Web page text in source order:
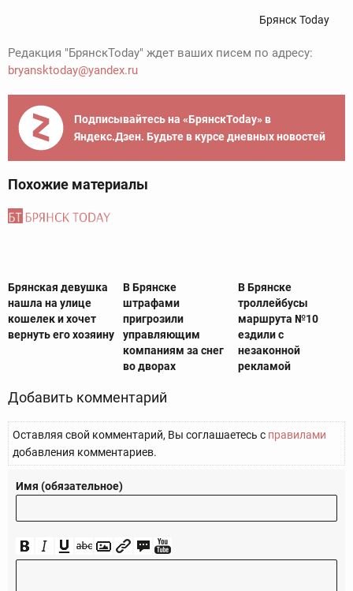
Брянск Today
Редакция "БрянскToday" ждет ваших писем по адресу:
bryansktoday@yandex.ru
Подписывайтесь на «БрянскToday» в
Яндекс.Дзен. Будьте в курсе дневных новостей
Похожие материалы
Брянская девушка
нашла на улице
кошелек и хочет
вернуть его хозяину
В Брянске
штрафами
пригрозили
управляющим
компаниям за снег
во дворах
В Брянске
троллейбусы
маршрута №10
ездили с
незаконной
рекламой
Добавить комментарий
Оставляя свой комментарий, Вы соглашаетесь с правилами
добавления комментариев.
Имя (обязательное)